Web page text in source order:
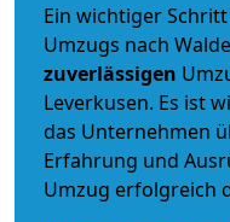
Ein wichtiger
Umzugs nach
zuverlässigen
Leverkusen. Es ist
das Unternehmen
Erfahrung und
Umzug erfolgreich